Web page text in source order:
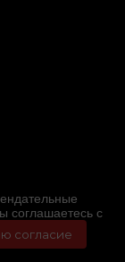
соглашаетесь с
согласие